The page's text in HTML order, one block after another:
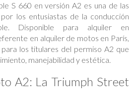
S 660 en versión A2 es una de las
los entusiastas de la conducción
Disponible para alquiler en
en alquiler de motos en París,
los titulares del permiso A2 que
manejabilidad y estética.
A2: La Triumph Street